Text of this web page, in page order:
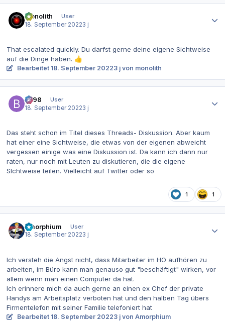
monolith
User
18. September 20223 j
That escalated quickly. Du darfst gerne deine eigene Sichtweise
auf die Dinge haben. 👍
Bearbeitet 18. September 20223 j von monolith
be98
User
18. September 20223 j
Das steht schon im Titel dieses Threads- Diskussion. Aber kaum
hat einer eine Sichtweise, die etwas von der eigenen abweicht
vergessen einige was eine Diskussion ist. Da kann ich dann nur
raten, nur noch mit Leuten zu diskutieren, die die eigene
SIchtweise teilen. Vielleicht auf Twitter oder so
1 1
Amorphium
User
18. September 20223 j
Ich versteh die Angst nicht, dass Mitarbeiter im HO aufhören zu
arbeiten, im Büro kann man genauso gut "beschäftigt" wirken, vor
allem wenn man einen Computer da hat.
Ich erinnere mich da auch gerne an einen ex Chef der private
Handys am Arbeitsplatz verboten hat und den halben Tag übers
Firmentelefon mit seiner Familie telefoniert hat
Bearbeitet 18. September 20223 j von Amorphium